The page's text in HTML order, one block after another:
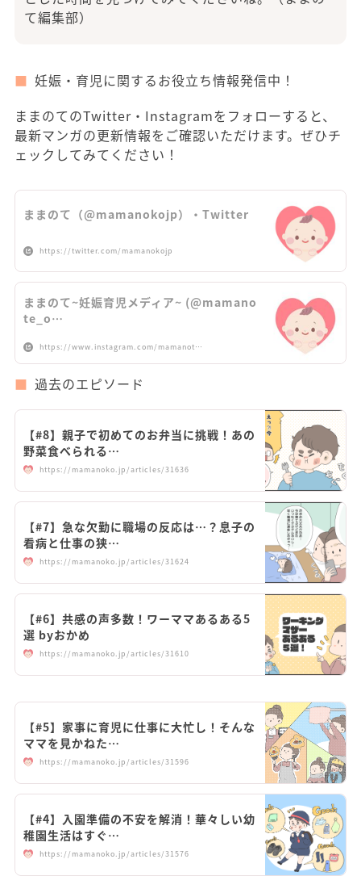
て編集部）
妊娠・育児に関するお役立ち情報発信中！
ままのてのTwitter・Instagramをフォローすると、
最新マンガの更新情報をご確認いただけます。ぜひチ
ェックしてみてください！
ままのて（@mamanokojp）・Twitter
https://twitter.com/mamanokojp
ままのて~妊娠育児メディア~ (@mamano
te_o…
https://www.instagram.com/mamanot…
過去のエピソード
【#8】親子で初めてのお弁当に挑戦！あの
野菜食べられる…
https://mamanoko.jp/articles/31636
【#7】急な欠勤に職場の反応は…？息子の
看病と仕事の狭…
https://mamanoko.jp/articles/31624
【#6】共感の声多数！ワーママあるある5
選 byおかめ
https://mamanoko.jp/articles/31610
【#5】家事に育児に仕事に大忙し！そんな
ママを見かねた…
https://mamanoko.jp/articles/31596
【#4】入園準備の不安を解消！華々しい幼
稚園生活はすぐ…
https://mamanoko.jp/articles/31576